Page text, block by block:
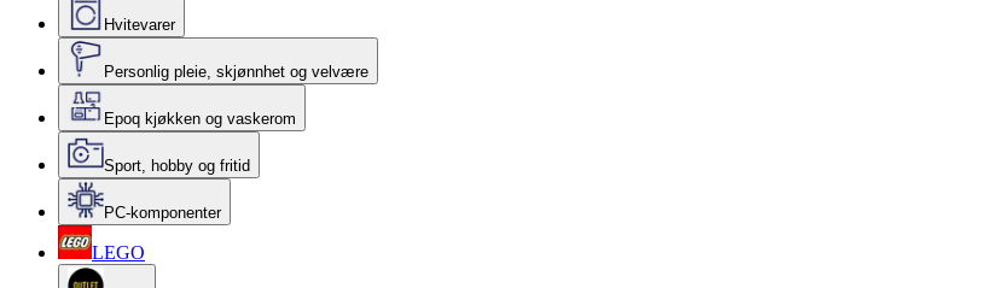
Hvitevarer
Personlig pleie, skjønnhet og velvære
Epoq kjøkken og vaskerom
Sport, hobby og fritid
PC-komponenter
LEGO